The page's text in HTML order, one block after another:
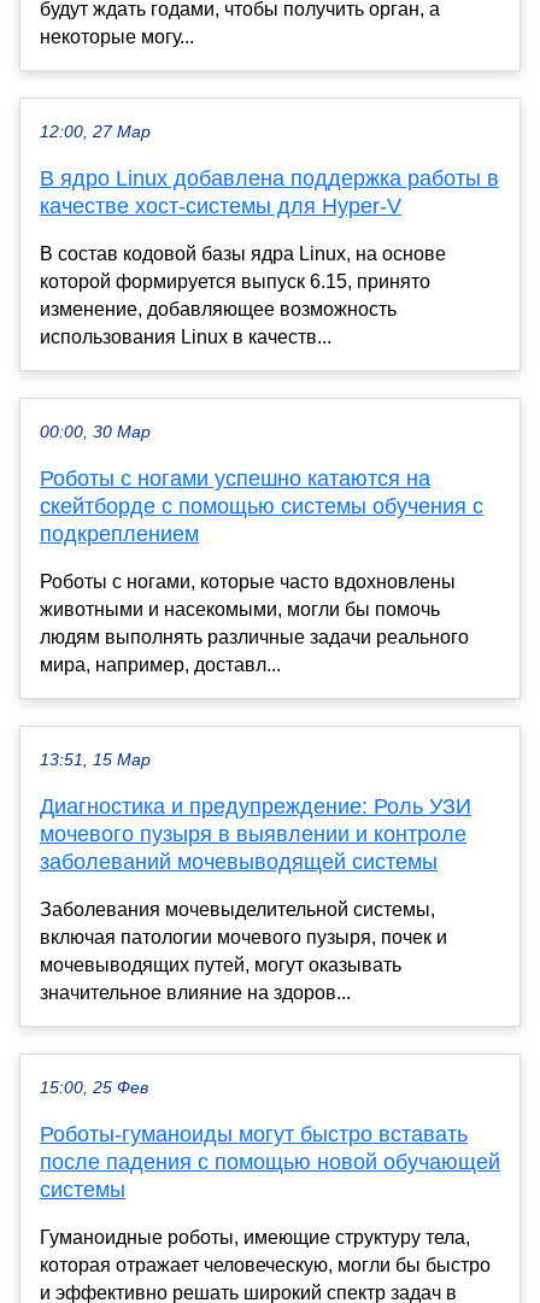
будут ждать годами, чтобы получить орган, а
некоторые могу...
12:00, 27 Мар
В ядро Linux добавлена поддержка работы в
качестве хост-системы для Hyper-V
В состав кодовой базы ядра Linux, на основе
которой формируется выпуск 6.15, принято
изменение, добавляющее возможность
использования Linux в качеств...
00:00, 30 Мар
Роботы с ногами успешно катаются на
скейтборде с помощью системы обучения с
подкреплением
Роботы с ногами, которые часто вдохновлены
животными и насекомыми, могли бы помочь
людям выполнять различные задачи реального
мира, например, доставл...
13:51, 15 Мар
Диагностика и предупреждение: Роль УЗИ
мочевого пузыря в выявлении и контроле
заболеваний мочевыводящей системы
Заболевания мочевыделительной системы,
включая патологии мочевого пузыря, почек и
мочевыводящих путей, могут оказывать
значительное влияние на здоров...
15:00, 25 Фев
Роботы-гуманоиды могут быстро вставать
после падения с помощью новой обучающей
системы
Гуманоидные роботы, имеющие структуру тела,
которая отражает человеческую, могли бы быстро
и эффективно решать широкий спектр задач в